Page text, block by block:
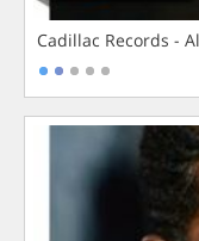
Cadillac Records -